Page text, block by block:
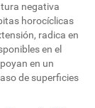
negativa
horocíclicas
radica en
en el
en un
de superficies